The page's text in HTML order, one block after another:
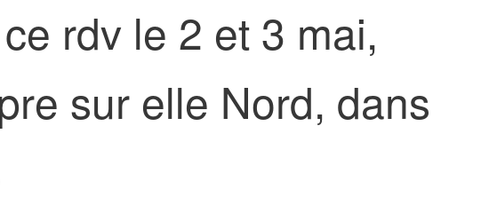
rdv le 2 et 3 mai,
sur elle Nord, dans